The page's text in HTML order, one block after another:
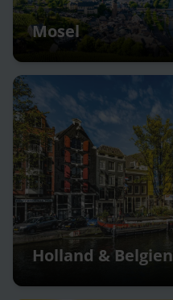
Mosel
Holland & Belgien